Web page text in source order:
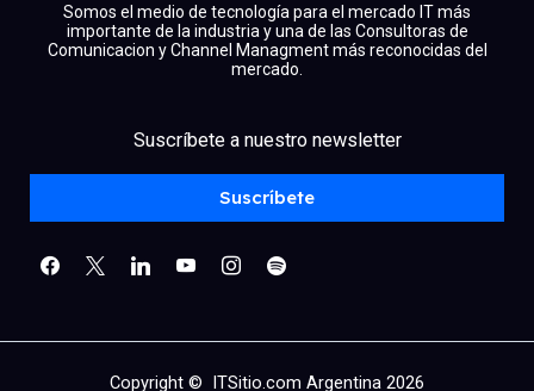
Somos el medio de tecnología para el mercado IT más
importante de la industria y una de las Consultoras de
Comunicacion y Channel Managment más reconocidas del
mercado.
Suscríbete a nuestro newsletter
Suscríbete
linkedinyoutubeinstagram
spotify
Copyright © ITSitio.com Argentina 2026